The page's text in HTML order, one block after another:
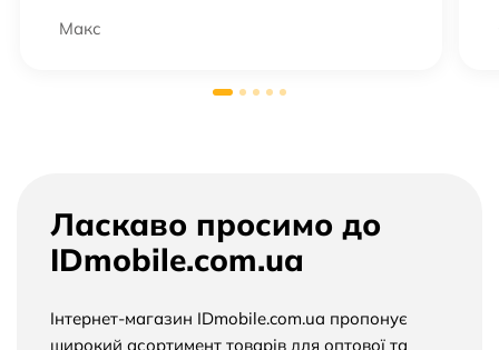
Макс
Ласкаво просимо до
IDmobile.com.ua
Інтернет-магазин IDmobile.com.ua пропонує
широкий асортимент товарів для оптової та